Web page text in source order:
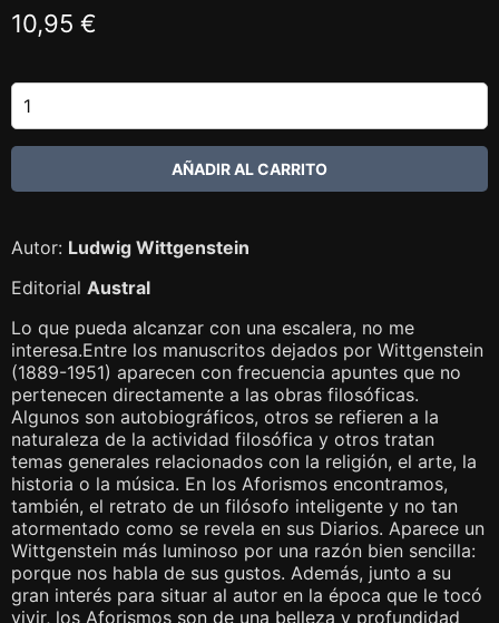
10,95 €
Autor: Ludwig Wittgenstein
Editorial Austral
Lo que pueda alcanzar con una escalera, no me
interesa.Entre los manuscritos dejados por Wittgenstein
(1889-1951) aparecen con frecuencia apuntes que no
pertenecen directamente a las obras filosóficas.
Algunos son autobiográficos, otros se refieren a la
naturaleza de la actividad filosófica y otros tratan
temas generales relacionados con la religión, el arte, la
historia o la música. En los Aforismos encontramos,
también, el retrato de un filósofo inteligente y no tan
atormentado como se revela en sus Diarios. Aparece un
Wittgenstein más luminoso por una razón bien sencilla:
porque nos habla de sus gustos. Además, junto a su
gran interés para situar al autor en la época que le tocó
vivir, los Aforismos son de una belleza y profundidad